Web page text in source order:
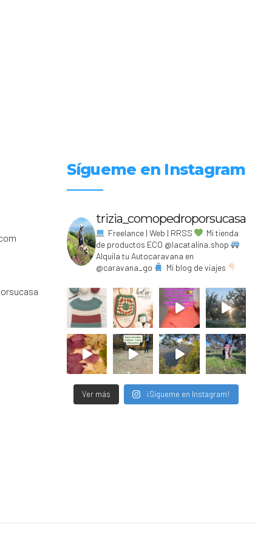
Sígueme en Instagram
trizia_comopedroporsucasa
Freelance | Web | RRSS
Mi tienda
de productos ECO @lacatalina.shop
Alquila tu Autocaravana en
@caravana_go
Mi blog de viajes
Ver más ¡Sígueme en Instagram!